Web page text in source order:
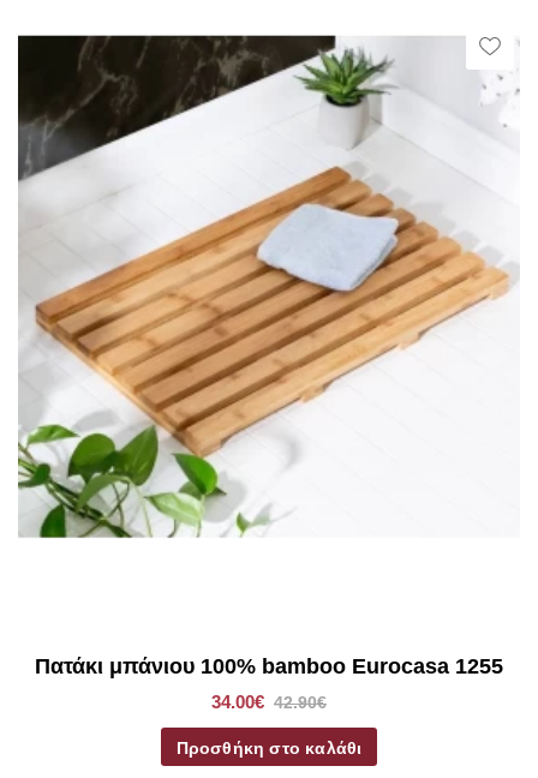
Πατάκι μπάνιου 100% bamboo Eurocasa 1255
34.00€ 42.90€
Προσθήκη στο καλάθι